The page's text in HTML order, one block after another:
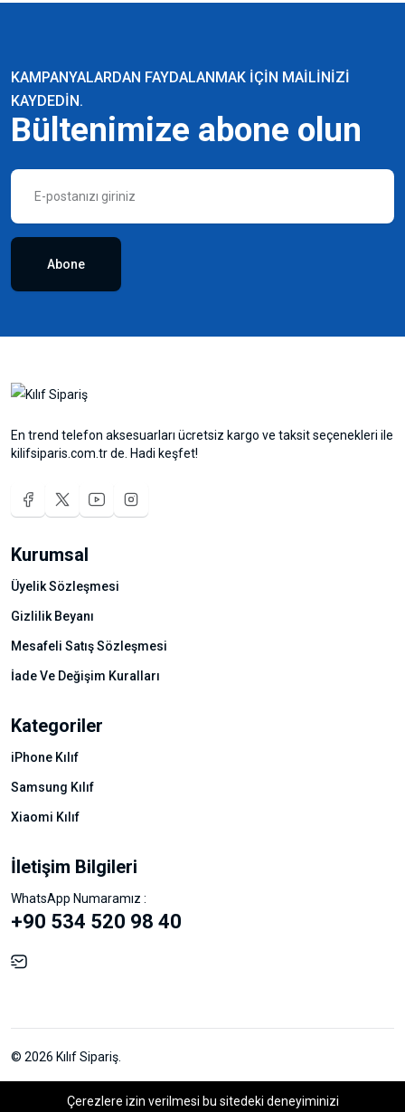
KAMPANYALARDAN FAYDALANMAK IÇIN MAILINIZI
KAYDEDIN.
Bültenimize abone olun
Abone
En trend telefon aksesuarları ücretsiz kargo ve taksit seçenekleri ile
kilifsiparis.com.tr de. Hadi keşfet!
Kurumsal
Üyelik Sözleşmesi
Gizlilik Beyanı
Mesafeli Satış Sözleşmesi
İade Ve Değişim Kuralları
Kategoriler
iPhone Kılıf
Samsung Kılıf
Xiaomi Kılıf
İletişim Bilgileri
WhatsApp Numaramız :
+90 534 520 98 40
© 2026 Kılıf Sipariş.
Çerezlere izin verilmesi bu sitedeki deneyiminizi